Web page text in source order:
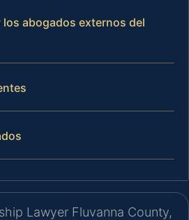
los abogados externos del